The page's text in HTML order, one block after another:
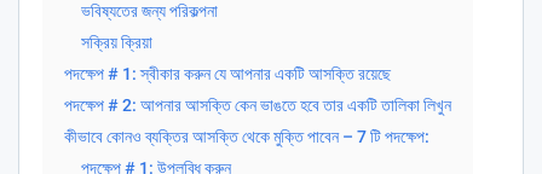
ভবিষ্যতের জন্য পরিকল্পনা
সক্রিয় ক্রিয়া
পদক্ষেপ # 1: স্বীকার করুন যে আপনার একটি আসক্তি রয়েছে
পদক্ষেপ # 2: আপনার আসক্তি কেন ভাঙতে হবে তার একটি তালিকা লিখুন
কীভাবে কোনও ব্যক্তির আসক্তি থেকে মুক্তি পাবেন – 7 টি পদক্ষেপ:
পদক্ষেপ # 1: উপলব্ধি করুন